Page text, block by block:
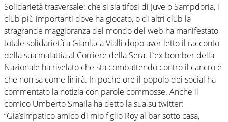
Solidarietà trasversale: che si sia tifosi di Juve o Sampdoria, i
club più importanti dove ha giocato, o di altri club la
stragrande maggioranza del mondo del web ha manifestato
totale solidarietà a Gianluca Vialli dopo aver letto il racconto
della sua malattia al Corriere della Sera. L’ex bomber della
Nazionale ha rivelato che sta combattendo contro il cancro e
che non sa come finirà. In poche ore il popolo dei social ha
commentato la notizia con parole commosse. Anche il
comico Umberto Smaila ha detto la sua su twitter:
“Gia’simpatico amico di mio figlio Roy al bar sotto casa,